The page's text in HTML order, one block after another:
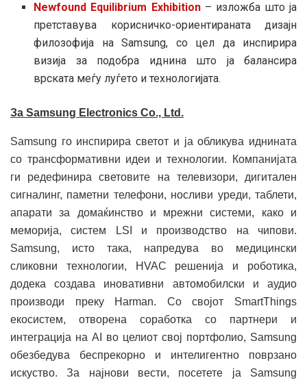
Newfound Equilibrium Exhibition– изложба што ја
претставува корисничко-ориентираната дизајн
филозофија на Samsung, со цел да инспирира
визија за подобра иднина што ја балансира
врската меѓу луѓето и технологијата.
За Samsung Electronics Co., Ltd.
Samsung го инспирира светот и ја обликува иднината
со трансформативни идеи и технологии. Компанијата
ги редефинира световите на телевизори, дигитален
сигналинг, паметни телефони, носливи уреди, таблети,
апарати за домаќинство и мрежни системи, како и
меморија, систем LSI и производство на чипови.
Samsung, исто така, напредува во медицински
сликoвни технологии, HVAC решенија и роботика,
додека создава иновативни автомобилски и аудио
производи преку Harman. Со својот SmartThings
екосистем, отворена соработка со партнери и
интеграција на AI во целиот свој портфолио, Samsung
обезбедува беспрекорно и интелигентно поврзано
искуство. За најнови вести, посетете ја Samsung